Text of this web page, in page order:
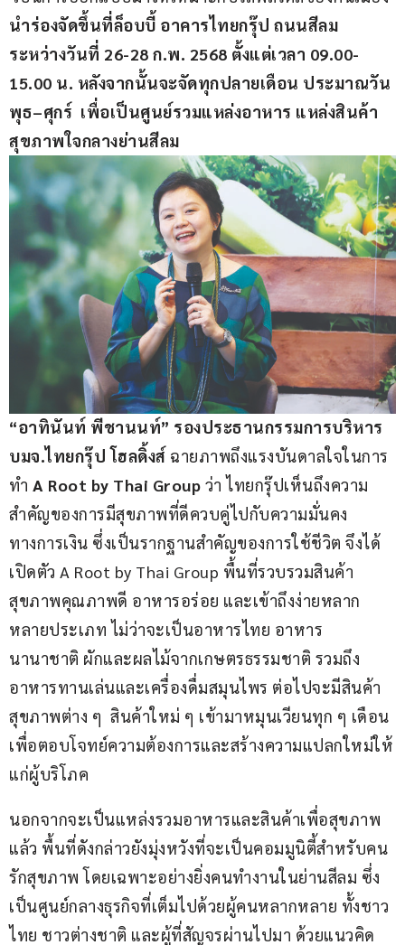
นำร่องจัดขึ้นที่ล็อบบี้ อาคารไทยกรุ๊ป ถนนสีลม
ระหว่างวันที่ 26-28 ก.พ. 2568 ตั้งแต่เวลา 09.00-
15.00 น. หลังจากนั้นจะจัดทุกปลายเดือน ประมาณวัน
พุธ–ศุกร์  เพื่อเป็นศูนย์รวมแหล่งอาหาร แหล่งสินค้า
สุขภาพใจกลางย่านสีลม
“อาทินันท์ พีชานนท์” รองประธานกรรมการบริหาร
บมจ.ไทยกรุ๊ป โฮลดิ้งส์ ฉายภาพถึงแรงบันดาลใจในการ
ทำ A Root by Thai Group ว่า ไทยกรุ๊ปเห็นถึงความ
สำคัญของการมีสุขภาพที่ดีควบคู่ไปกับความมั่นคง
ทางการเงิน ซึ่งเป็นรากฐานสำคัญของการใช้ชีวิต จึงได้
เปิดตัว A Root by Thai Group พื้นที่รวบรวมสินค้า
สุขภาพคุณภาพดี อาหารอร่อย และเข้าถึงง่ายหลาก
หลายประเภท ไม่ว่าจะเป็นอาหารไทย อาหาร
นานาชาติ ผักและผลไม้จากเกษตรธรรมชาติ รวมถึง
อาหารทานเล่นและเครื่องดื่มสมุนไพร ต่อไปจะมีสินค้า
สุขภาพต่าง ๆ  สินค้าใหม่ ๆ เข้ามาหมุนเวียนทุก ๆ เดือน
เพื่อตอบโจทย์ความต้องการและสร้างความแปลกใหม่ให้
แก่ผู้บริโภค
นอกจากจะเป็นแหล่งรวมอาหารและสินค้าเพื่อสุขภาพ
แล้ว พื้นที่ดังกล่าวยังมุ่งหวังที่จะเป็นคอมมูนิตี้สำหรับคน
รักสุขภาพ โดยเฉพาะอย่างยิ่งคนทำงานในย่านสีลม ซึ่ง
เป็นศูนย์กลางธุรกิจที่เต็มไปด้วยผู้คนหลากหลาย ทั้งชาว
ไทย ชาวต่างชาติ และผู้ที่สัญจรผ่านไปมา ด้วยแนวคิด